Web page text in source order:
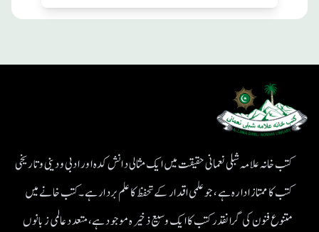
کتب خانہ علامہ شبلی نعمانی حقیقت میں ایک مثالی دانش کدہ اور ادبی ودینی و تاریخی
کتب کا ممتاز ادارہ ہے، جو علمی اقدار کے تحفظ کا علم بردار ہے۔کتب خانے میں
متنوع فنون کی گرانقدر کتب کا ایک وسیع ذخیرہ موجود ہے، متعدد عالمی زبانوں